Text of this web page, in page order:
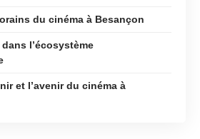
du cinéma à Besançon
l’écosystème
et l’avenir du cinéma à